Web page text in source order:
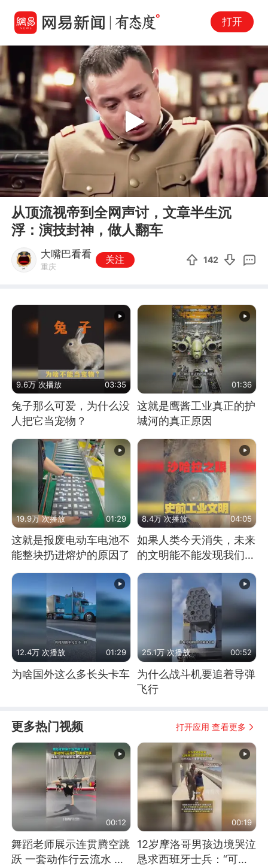
打开
00:00 04:22
Play
从顶流视帝到全网声讨，文章半生沉
浮：演技封神，做人翻车
大嘴巴看看
重庆
关注 142
9.6万 次播放 03:35
兔子那么可爱，为什么没
人把它当宠物？
01:36
这就是鹰酱工业真正的护
城河的真正原因
19.9万 次播放 01:29
这就是报废电动车电池不
能整块扔进熔炉的原因了
8.4万 次播放 04:05
如果人类今天消失，未来
的文明能不能发现我们存
12.4万 次播放 01:29
为啥国外这么多长头卡车
25.1万 次播放 00:52
为什么战斗机要追着导弹
飞行
更多热门视频 打开应用 查看更多
00:12
舞蹈老师展示连贯腾空跳
跃 一套动作行云流水 节
00:19
12岁摩洛哥男孩边境哭泣
恳求西班牙士兵：“可不